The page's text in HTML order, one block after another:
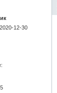
12-30